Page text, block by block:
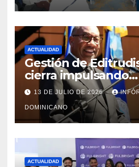
ACTUALIDAD
Gestión de
cierra impulsando
modernización,
transformación
13 DE JULIO DE 2026
DOMINICANO
ACTUALIDAD